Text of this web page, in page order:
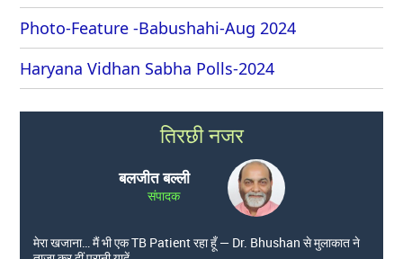
Photo-Feature -Babushahi-Aug 2024
Haryana Vidhan Sabha Polls-2024
तिरछी नजर
बलजीत बल्ली
संपादक
मेरा खजाना… मैं भी एक TB Patient रहा हूँ — Dr. Bhushan से मुलाकात ने